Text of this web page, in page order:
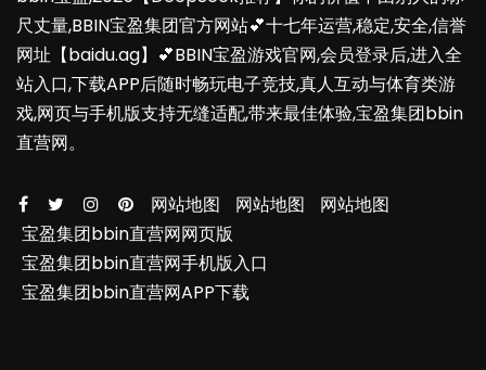
尺丈量,BBIN宝盈集团官方网站💕十七年运营,稳定,安全,信誉
网址【baidu.ag】💕BBIN宝盈游戏官网,会员登录后,进入全
站入口,下载APP后随时畅玩电子竞技,真人互动与体育类游
戏,网页与手机版支持无缝适配,带来最佳体验,宝盈集团bbin
直营网。
网站地图 网站地图
网站地图
宝盈集团bbin直营网网页版
宝盈集团bbin直营网手机版入口
宝盈集团bbin直营网APP下载